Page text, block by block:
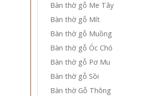
Bàn thờ gỗ Me Tây
Bàn thờ gỗ Mít
Bàn thờ gỗ Muồng
Bàn thờ gỗ Óc Chó
Bàn thờ gỗ Pơ Mu
Bàn thờ gỗ Sồi
Bàn thờ Gỗ Thông